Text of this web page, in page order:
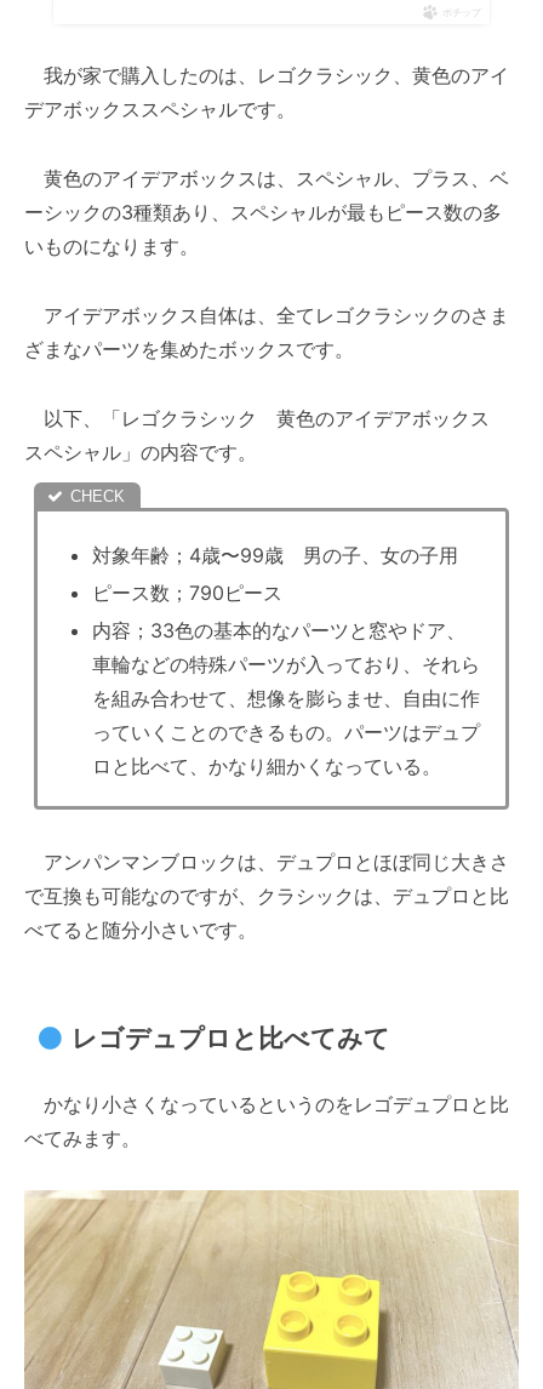
ポチップ
我が家で購入したのは、レゴクラシック、黄色のアイ
デアボックススペシャルです。
黄色のアイデアボックスは、スペシャル、プラス、ベ
ーシックの3種類あり、スペシャルが最もピース数の多
いものになります。
アイデアボックス自体は、全てレゴクラシックのさま
ざまなパーツを集めたボックスです。
以下、「レゴクラシック 黄色のアイデアボックス
スペシャル」の内容です。
対象年齢；4歳〜99歳 男の子、女の子用
ピース数；790ピース
内容；33色の基本的なパーツと窓やドア、
車輪などの特殊パーツが入っており、それら
を組み合わせて、想像を膨らませ、自由に作
っていくことのできるもの。パーツはデュプ
ロと比べて、かなり細かくなっている。
アンパンマンブロックは、デュプロとほぼ同じ大きさ
で互換も可能なのですが、クラシックは、デュプロと比
べてると随分小さいです。
レゴデュプロと比べてみて
かなり小さくなっているというのをレゴデュプロと比
べてみます。